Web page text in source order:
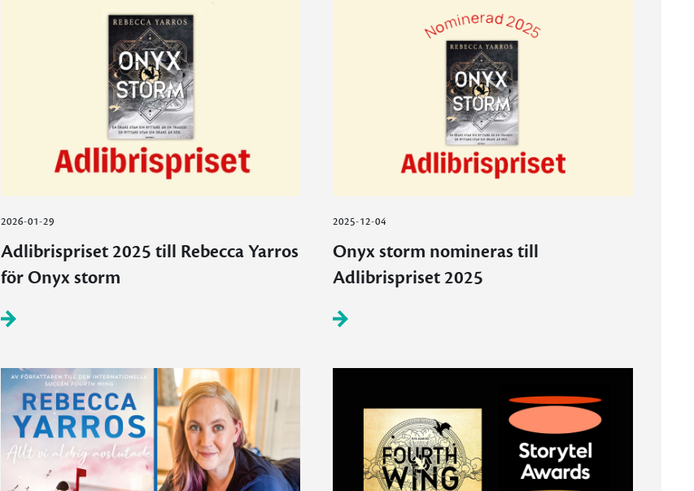
2026-01-29
Adlibrispriset 2025 till Rebecca Yarros
för Onyx storm
2025-12-04
Onyx storm nomineras till
Adlibrispriset 2025